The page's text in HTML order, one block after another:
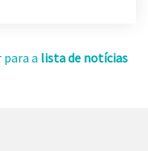
a lista de notícias